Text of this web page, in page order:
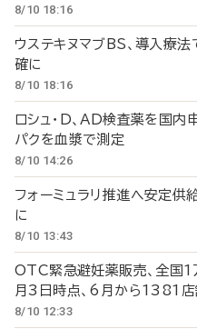
8/10 18:16
ウステキヌマブBS、導入療
確に
8/10 18:16
ロシュ・D、AD検査薬を国
パクを血漿で測定
8/10 14:26
フォーミュラリ推進へ安定
に
8/10 13:43
OTC緊急避妊薬販売、全
月3日時点、6月から1381店
8/10 12:33